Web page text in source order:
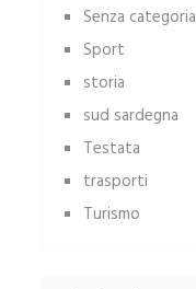
Senza categoria
Sport
storia
sud sardegna
Testata
trasporti
Turismo